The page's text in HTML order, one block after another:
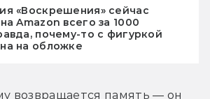
«Воскрешения» сейчас
Amazon всего за 1000
почему-то с фигуркой
на обложке
возвращается память — он